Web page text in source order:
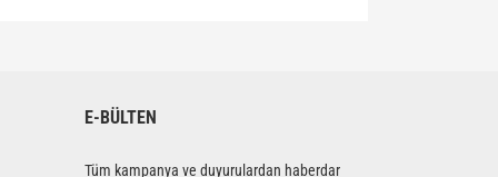
E-BÜLTEN
Tüm kampanya ve duyurulardan haberdar